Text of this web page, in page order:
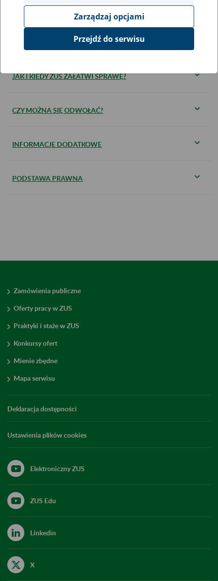
KIEDY ZŁOŻYĆ DOKUMENTY?
GDZIE I W JAKI SPOSÓB ZŁOŻYĆ DOKUMENTY?
JAK I KIEDY ZUS ZAŁATWI SPRAWĘ?
CZY MOŻNA SIĘ ODWOŁAĆ?
INFORMACJE DODATKOWE
PODSTAWA PRAWNA
Zamówienia publiczne
Oferty pracy w ZUS
Praktyki i staże w ZUS
Konkursy ofert
Mienie zbędne
Mapa serwisu
Deklaracja dostępności
Ustawienia plików cookies
Elektroniczny ZUS
ZUS Edu
Linkedin
X
Zarządzaj opcjami
Przejdź do serwisu